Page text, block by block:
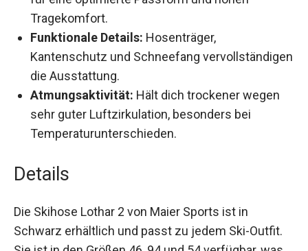
sorgt für eine optimierte Passform und hohen
Tragekomfort.
Funktionale Details: Hosenträger,
Kantenschutz und Schneefang
vervollständigen die Ausstattung.
Atmungsaktivität: Hält dich trockener wegen
sehr guter Luftzirkulation, besonders bei
Temperaturunterschieden.
Details
Die Skihose Lothar 2 von Maier Sports ist in
Schwarz erhältlich und passt zu jedem Ski-Outfit.